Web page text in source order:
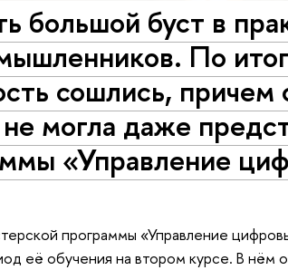
большой буст в
По
сошлись,
могла даже
«Управление
программы «Управление
её обучения на втором курсе. В нём